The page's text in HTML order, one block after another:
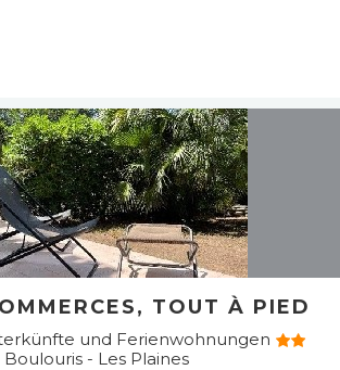
TOUT À PIED
und Ferienwohnungen
Boulouris - Les Plaines